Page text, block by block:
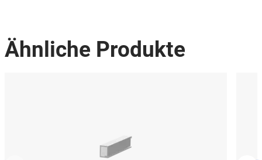
Ähnliche Produkte